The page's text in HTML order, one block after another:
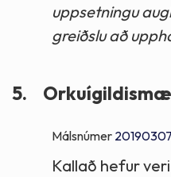
uppsetningu
greiðslu að
5.
Málsnúmer
Kallað hefur